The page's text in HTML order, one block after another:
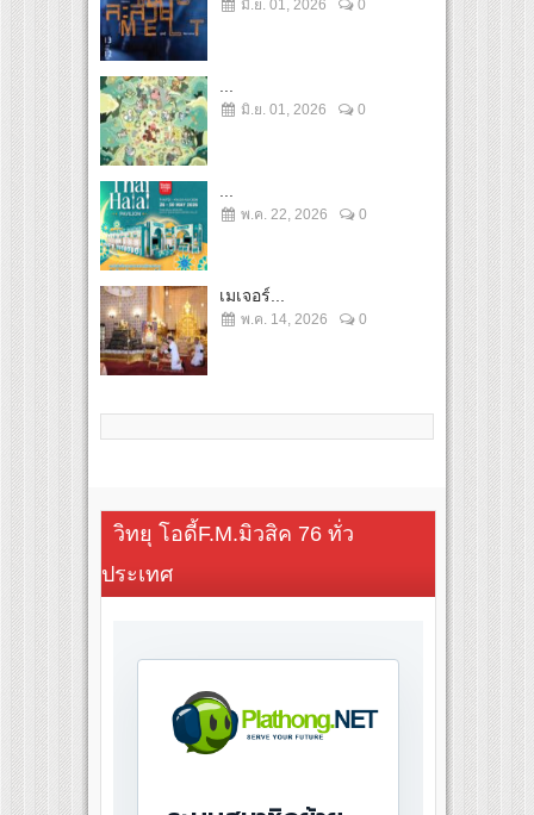
มิ.ย. 01, 2026 0
...
มิ.ย. 01, 2026 0
...
พ.ค. 22, 2026 0
เมเจอร์...
พ.ค. 14, 2026 0
วิทยุ โอดี้F.M.มิวสิค 76 ทั่ว
ประเทศ